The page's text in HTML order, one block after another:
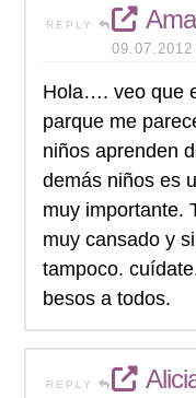
REPLY
09.07.2012
Hola…. veo que
parque me
niños aprenden
demás niños es
muy importante.
muy cansado y
tampoco.
besos a todos.
REPLY